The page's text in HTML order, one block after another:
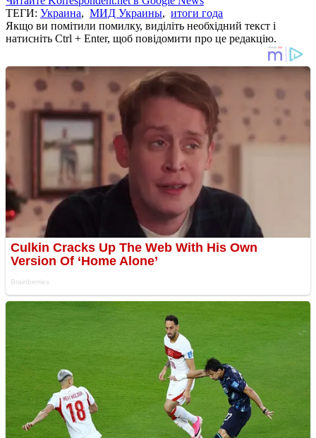
ТЕГИ: Украина, МИД Украины, итоги года
Якщо ви помітили помилку, виділіть необхідний текст і
натисніть Ctrl + Enter, щоб повідомити про це редакцію.